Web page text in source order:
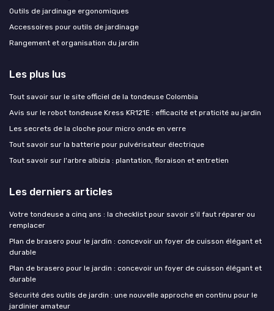
Outils de jardinage ergonomiques
Accessoires pour outils de jardinage
Rangement et organisation du jardin
Les plus lus
Tout savoir sur le site officiel de la tondeuse Colombia
Avis sur le robot tondeuse Kress KR121E : efficacité et praticité au jardin
Les secrets de la cloche pour micro onde en verre
Tout savoir sur la batterie pour pulvérisateur électrique
Tout savoir sur l'arbre albizia : plantation, floraison et entretien
Les derniers articles
Votre tondeuse a cinq ans : la checklist pour savoir s'il faut réparer ou
remplacer
Plan de brasero pour le jardin : concevoir un foyer de cuisson élégant et
durable
Plan de brasero pour le jardin : concevoir un foyer de cuisson élégant et
durable
Sécurité des outils de jardin : une nouvelle approche en continu pour le
jardinier amateur